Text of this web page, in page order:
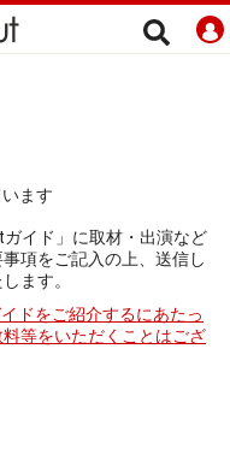
ます
イド」に取材・出演など
項をご記入の上、送信し
ます。
ドをご紹介するにあたっ
等をいただくことはござ